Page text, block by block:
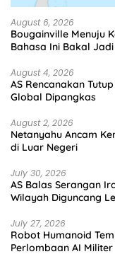
August 6, 2026
Bougainville Menuju
Bahasa Ini Bakal
August 4, 2026
AS Rencanakan
Global Dipangkas
August 2, 2026
Netanyahu Ancam
di Luar Negeri
July 30, 2026
AS Balas Serangan
Wilayah Diguncang
July 27, 2026
Robot Humanoid
Perlombaan AI Militer